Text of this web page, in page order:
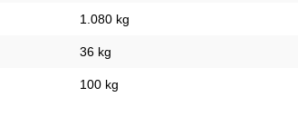
1.080 kg
36 kg
100 kg